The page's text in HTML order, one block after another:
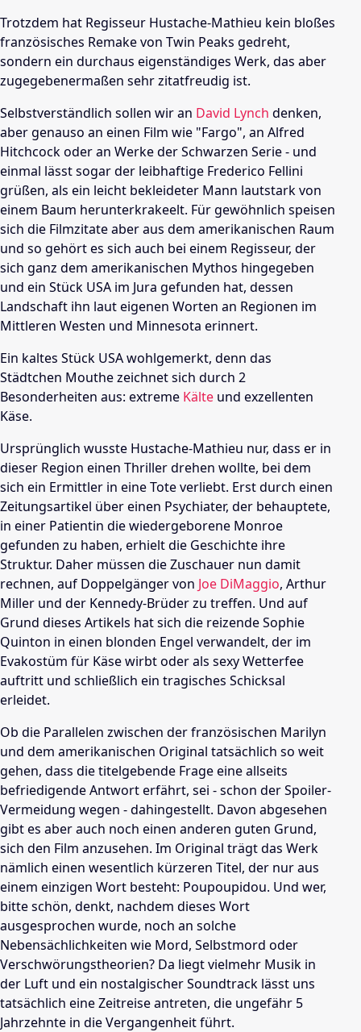
Trotzdem hat Regisseur Hustache-Mathieu kein bloßes
französisches Remake von Twin Peaks gedreht,
sondern ein durchaus eigenständiges Werk, das aber
zugegebenermaßen sehr zitatfreudig ist.
Selbstverständlich sollen wir an David Lynch denken,
aber genauso an einen Film wie "Fargo", an Alfred
Hitchcockoder an Werke der Schwarzen Serie - und
einmal lässt sogar der leibhaftige Frederico Fellini
grüßen, als ein leicht bekleideter Mann lautstark von
einem Baum herunterkrakeelt. Für gewöhnlich speisen
sich die Filmzitate aber aus dem amerikanischen Raum
und so gehört es sich auch bei einem Regisseur, der
sich ganz dem amerikanischen Mythos hingegeben
und ein Stück USA im Jura gefunden hat, dessen
Landschaft ihn laut eigenen Worten an Regionen im
Mittleren Westen und Minnesota erinnert.
Ein kaltes Stück USAwohlgemerkt, denn das
Städtchen Mouthezeichnet sich durch 2
Besonderheiten aus: extreme Kälte und exzellenten
Käse.
Ursprünglich wusste Hustache-Mathieu nur, dass er in
dieser Region einen Thriller drehen wollte, bei dem
sich ein Ermittler in eine Tote verliebt. Erst durch einen
Zeitungsartikel über einen Psychiater, der behauptete,
in einer Patientin die wiedergeborene Monroe
gefunden zu haben, erhielt die Geschichte ihre
Struktur. Daher müssen die Zuschauer nun damit
rechnen, auf Doppelgänger von Joe DiMaggio, Arthur
Miller und der Kennedy-Brüder zu treffen. Und auf
Grund dieses Artikels hat sich die reizendeSophie
Quinton in einen blonden Engel verwandelt, der im
Evakostüm für Käse wirbt oder als sexy Wetterfee
auftritt und schließlich ein tragisches Schicksal
erleidet.
Ob die Parallelen zwischen der französischen Marilyn
und dem amerikanischen Original tatsächlich so weit
gehen, dass die titelgebende Frage eine allseits
befriedigende Antwort erfährt, sei - schon der Spoiler-
Vermeidung wegen - dahingestellt. Davon abgesehen
gibt es aber auch noch einen anderen guten Grund,
sich den Film anzusehen. Im Original trägt das Werk
nämlich einen wesentlich kürzeren Titel, der nur aus
einem einzigen Wort besteht: Poupoupidou. Und wer,
bitte schön, denkt, nachdem dieses Wort
ausgesprochen wurde, noch an solche
Nebensächlichkeiten wie Mord, Selbstmord oder
Verschwörungstheorien? Da liegt vielmehr Musik in
der Luft und ein nostalgischer Soundtrack lässt uns
tatsächlich eine Zeitreise antreten, die ungefähr 5
Jahrzehnte in die Vergangenheit führt.